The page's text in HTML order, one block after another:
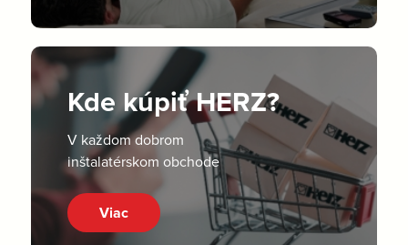
Kde kúpiť HERZ?
V každom dobrom
inštalatérskom obchode
Viac